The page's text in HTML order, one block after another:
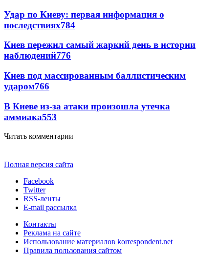
Удар по Киеву: первая информация о
последствиях784
Киев пережил самый жаркий день в истории
наблюдений776
Киев под массированным баллистическим
ударом766
В Киеве из-за атаки произошла утечка
аммиака553
Читать комментарии
Полная версия сайта
Facebook
Twitter
RSS-ленты
E-mail рассылка
Контакты
Реклама на сайте
Использование материалов korrespondent.net
Правила пользования сайтом